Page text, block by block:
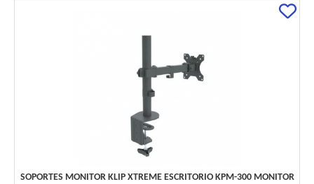
SOPORTES MONITOR KLIP XTREME ESCRITORIO KPM-300 MONITOR